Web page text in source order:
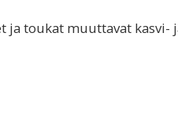
ja toukat muuttavat kasvi-